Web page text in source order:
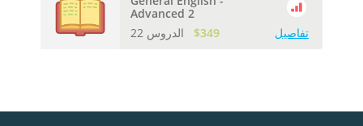
Advanced 2
$349 تفاصيل